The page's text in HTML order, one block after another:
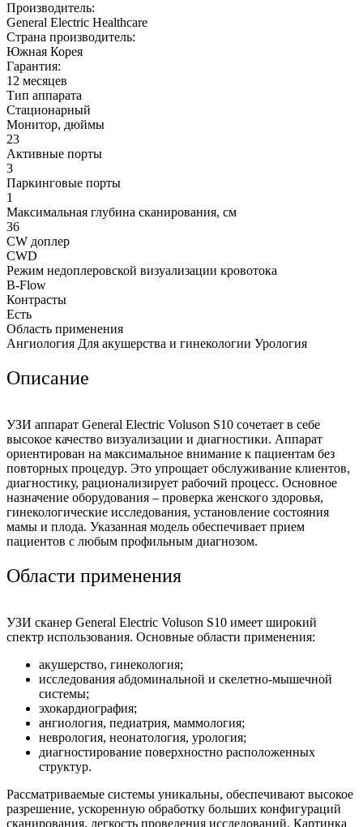
Производитель:
General Electric Healthcare
Страна производитель:
Южная Корея
Гарантия:
12 месяцев
Тип аппарата
Стационарный
Монитор, дюймы
23
Активные порты
3
Паркинговые порты
1
Максимальная глубина сканирования, см
36
CW доплер
CWD
Режим недоплеровской визуализации кровотока
B-Flow
Контрасты
Есть
Область применения
Ангиология Для акушерства и гинекологии Урология
Описание
УЗИ аппарат General Electric Voluson S10 сочетает в себе
высокое качество визуализации и диагностики. Аппарат
ориентирован на максимальное внимание к пациентам без
повторных процедур. Это упрощает обслуживание клиентов,
диагностику, рационализирует рабочий процесс. Основное
назначение оборудования – проверка женского здоровья,
гинекологические исследования, установление состояния
мамы и плода. Указанная модель обеспечивает прием
пациентов с любым профильным диагнозом.
Области применения
УЗИ сканер General Electric Voluson S10 имеет широкий
спектр использования. Основные области применения:
акушерство, гинекология;
исследования абдоминальной и скелетно-мышечной
системы;
эхокардиография;
ангиология, педиатрия, маммология;
неврология, неонатология, урология;
диагностирование поверхностно расположенных
структур.
Рассматриваемые системы уникальны, обеспечивают высокое
разрешение, ускоренную обработку больших конфигураций
сканирования, легкость проведения исследований. Картинка